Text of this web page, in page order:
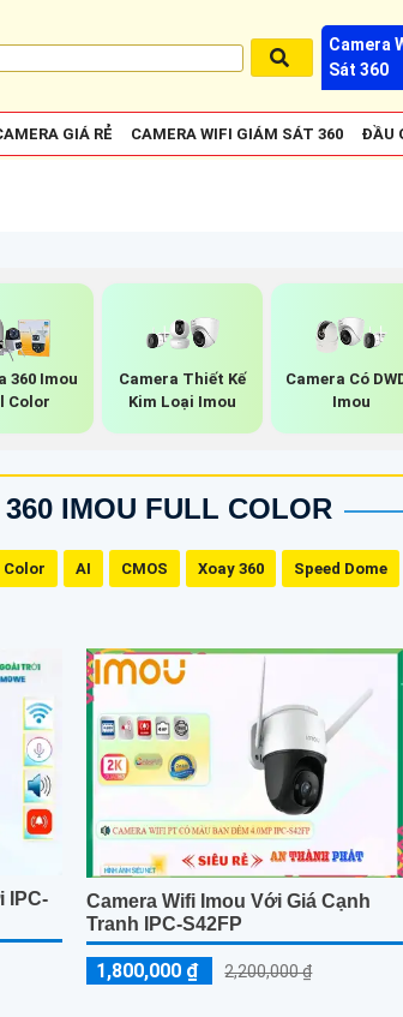
Camera
Sát 360
GIÁ RẺ CAMERA WIFI GIÁM SÁT 360 ĐẦU
360 Imou
Color
Camera Thiết Kế
Kim Loại Imou
Camera Có
Imou
IMOU FULL COLOR
Color AI CMOS Xoay 360 Speed Dome
IPC-
Camera Wifi Imou Với Giá Cạnh
Tranh IPC-S42FP
1,800,000 ₫ 2,200,000 ₫